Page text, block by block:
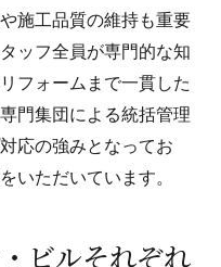
施工品質の維持も重要
ッフ全員が専門的な知
フォームまで一貫した
門集団による統括管理
応の強みとなってお
いただいています。
ビルそれぞれ